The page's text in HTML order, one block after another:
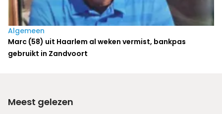
Algemeen
Marc (58) uit Haarlem al weken vermist, bankpas
gebruikt in Zandvoort
Meest gelezen